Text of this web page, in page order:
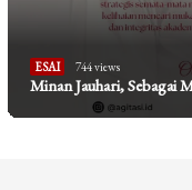
ESAI 744 views
Minan Jauhari, Sebagai